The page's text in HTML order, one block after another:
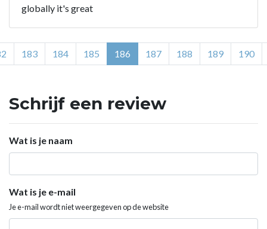
globally it's great
183 184 185 186 187 188 189 190
Schrijf een review
Wat is je naam
Wat is je e-mail
Je e-mail wordt niet weergegeven op de website